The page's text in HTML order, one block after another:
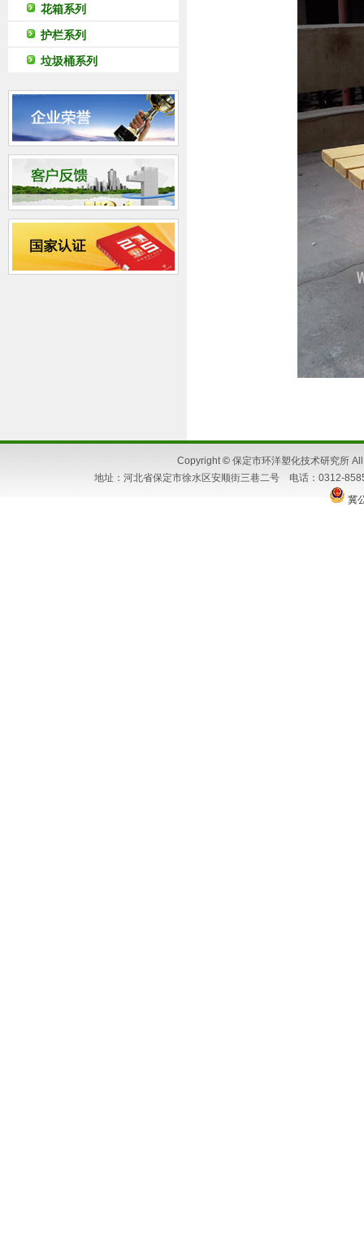
花箱系列
护栏系列
垃圾桶系列
Copyright©保定市环洋塑化技术研究所
地址：河北省保定市徐水区安顺街三巷二号 电话：0312-
冀